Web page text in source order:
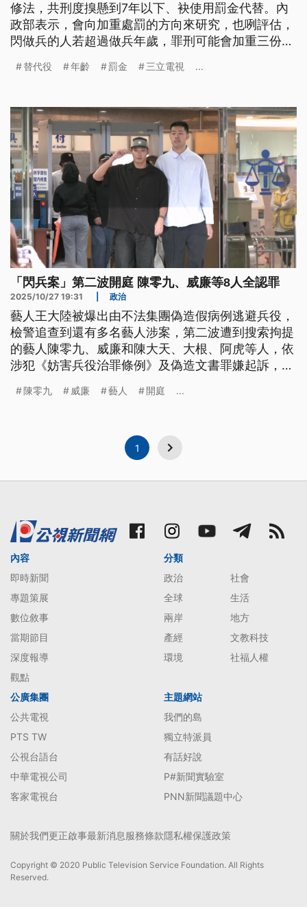
修法，共刑度搝懸到7年以下、袂使用罰金代替。內
政部表示，會向加重處罰的方向來研究，也咧評估，
閃做兵的人若超過做兵年歲，罪刑可能會加重三份
防部討論。（新聞標題、導言為台語文）
替代役 年齡 罰金 三立電視 ...
「閃兵案」第二波開庭 陳零九、威廉等8人全認罪
2025/10/27 19:31 政治
藝人王大陸被爆出由不法集團偽造假病例逃避兵役，
檢警追查到還有多名藝人涉案，第二波遭到搜索拘提
的藝人陳零九、威廉和陳大天、大根、阿虎等人，依
涉犯《妨害兵役治罪條例》及偽造文書罪嫌起訴，今
廉等8名藝人全都認罪，並向法官請求從輕量刑，威
陳零九 威廉 藝人 開庭 ...
1
內容
即時新聞
專題策展
數位敘事
當期節目
深度報導
觀點
分類
政治
社會
全球
生活
兩岸
地方
產經
文教科技
環境
社福人權
公廣集團
公共電視
PTS TW
公視台語台
中華電視公司
客家電視台
主題網站
我們的島
獨立特派員
有話好說
P#新聞實驗室
PNN新聞議題中心
關於我們更正啟事最新消息服務條款隱私權保護政策
Copyright © 2020 Public Television Service Foundation. All Rights
Reserved.